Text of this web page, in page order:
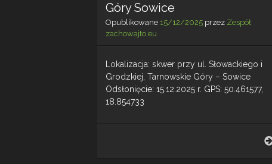
Góry Sowice
Opublikowane 15/12/2025 przez Zespół
zachowajto.eu
Lokalizacja: skwer przy ul. Słowackiego i
Grodzkiej, Tarnowskie Góry – Sowice
Odsłonięcie: 15.12.2025 r. GPS: 50.461577,
18.854733